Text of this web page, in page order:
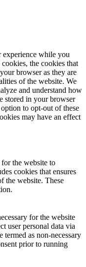
experience while you
the cookies that
browser as they are
of the website. We
and understand how
stored in your browser
to opt-out of these
may have an effect
for the website to
cookies that ensures
the website. These
for the website
user personal data via
termed as non-necessary
prior to running